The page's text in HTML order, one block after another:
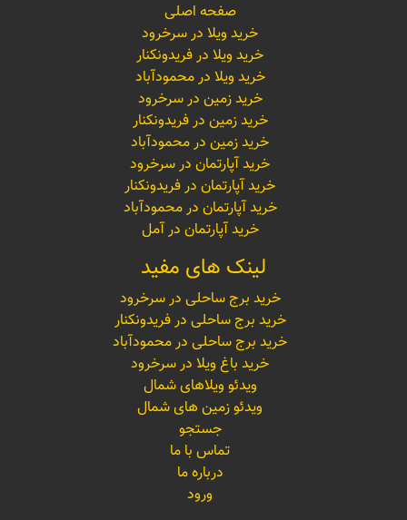
صفحه اصلی
خرید ویلا در سرخرود
خرید ویلا در فریدونکنار
خرید ویلا در محمودآباد
خرید زمین در سرخرود
خرید زمین در فریدونکنار
خرید زمین در محمودآباد
خرید آپارتمان در سرخرود
خرید آپارتمان در فریدونکنار
خرید آپارتمان در محمودآباد
خرید آپارتمان در آمل
لینک های مفید
خرید برج ساحلی در سرخرود
خرید برج ساحلی در فریدونکنار
خرید برج ساحلی در محمودآباد
خرید باغ ویلا در سرخرود
ویدئو ویلاهای شمال
ویدئو زمین های شمال
جستجو
تماس با ما
درباره ما
ورود